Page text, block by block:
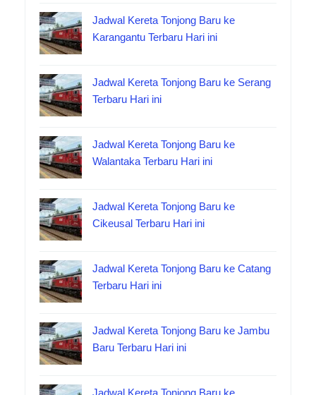
Jadwal Kereta Tonjong Baru ke
Karangantu Terbaru Hari ini
Jadwal Kereta Tonjong Baru ke Serang
Terbaru Hari ini
Jadwal Kereta Tonjong Baru ke
Walantaka Terbaru Hari ini
Jadwal Kereta Tonjong Baru ke
Cikeusal Terbaru Hari ini
Jadwal Kereta Tonjong Baru ke Catang
Terbaru Hari ini
Jadwal Kereta Tonjong Baru ke Jambu
Baru Terbaru Hari ini
Jadwal Kereta Tonjong Baru ke